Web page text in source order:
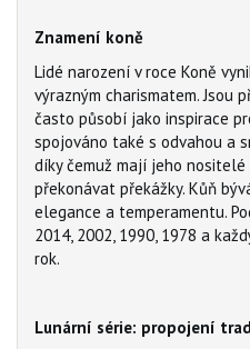
Znamení koně
Lidé narození v roce Koně
výrazným charismatem. Jsou
často působí jako inspirace
spojováno také s odvahou a
díky čemuž mají jeho
překonávat překážky. Kůň
elegance a temperamentu.
2014, 2002, 1990, 1978 a
rok.
Lunární série: propojení